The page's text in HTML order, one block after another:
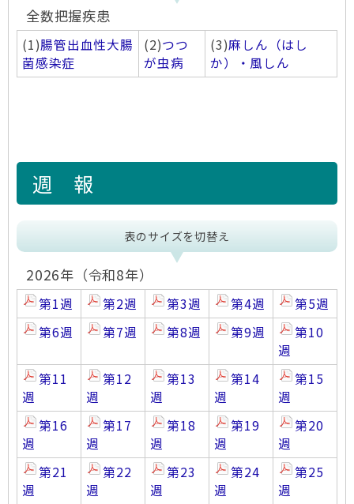
全数把握疾患
(1)腸管出血性大腸
菌感染症
(2)つつ
が虫病
(3)麻しん（はし
か）・風しん
週 報
表のサイズを切替え
2026年（令和8年）
第1週 第2週 第3週 第4週
第5週
第6週
第7週 第8週 第9週
第10
週
第11
週
第12
週
第13
週
第14
週
第15
週
第16
週
第17
週
第18
週
第19
週
第20
週
第21
週
第22
週
第23
週
第24
週
第25
週